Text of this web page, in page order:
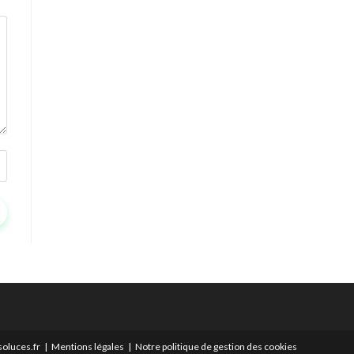
Mentions légales Notre politique de gestion des cookies